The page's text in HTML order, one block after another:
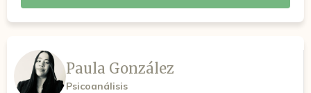
Paula González
Psicoanálisis